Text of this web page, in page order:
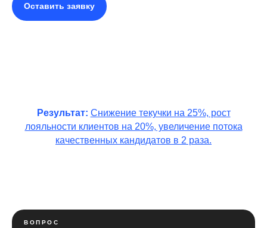
Оставить заявку
Результат: Снижение текучки на 25%, рост
лояльности клиентов на 20%, увеличение потока
качественных кандидатов в 2 раза.
ВОПРОС